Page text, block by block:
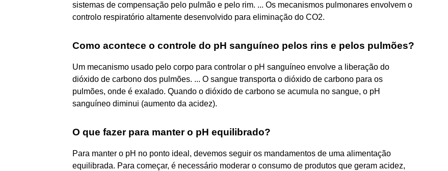
sistemas de compensação pelo pulmão e pelo rim. ... Os mecanismos pulmonares envolvem o
controlo respiratório altamente desenvolvido para eliminação do CO2.
Como acontece o controle do pH sanguíneo pelos rins e pelos pulmões?
Um mecanismo usado pelo corpo para controlar o pH sanguíneo envolve a liberação do
dióxido de carbono dos pulmões. ... O sangue transporta o dióxido de carbono para os
pulmões, onde é exalado. Quando o dióxido de carbono se acumula no sangue, o pH
sanguíneo diminui (aumento da acidez).
O que fazer para manter o pH equilibrado?
Para manter o pH no ponto ideal, devemos seguir os mandamentos de uma alimentação
equilibrada. Para começar, é necessário moderar o consumo de produtos que geram acidez,